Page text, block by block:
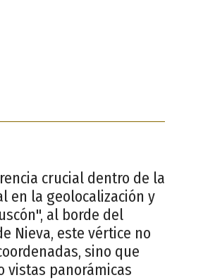
crucial dentro de la
en la geolocalización y
al borde del
Nieva, este vértice no
sino que
vistas panorámicas